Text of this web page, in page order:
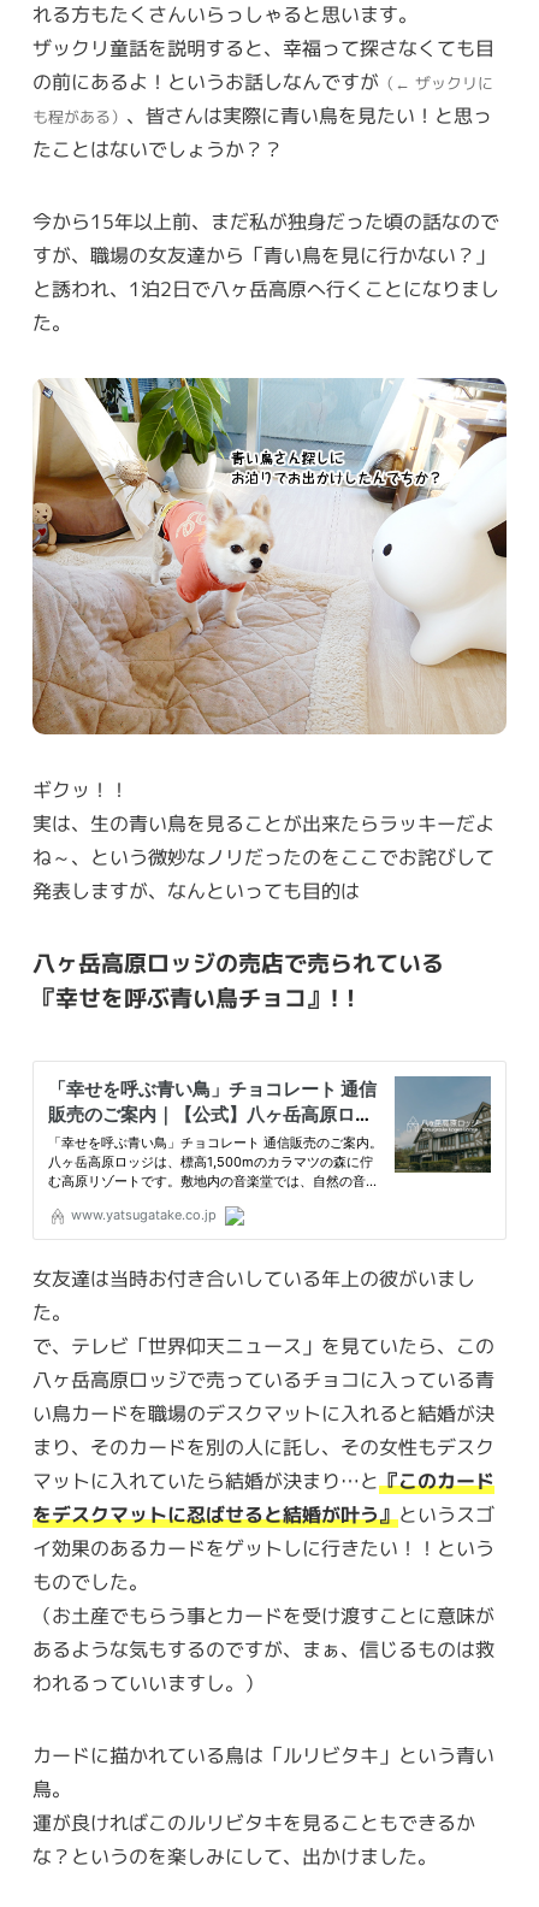
れる方もたくさんいらっしゃると思います。
ザックリ童話を説明すると、幸福って探さなくても目
の前にあるよ！というお話しなんですが （← ザックリに
も程がある） 、皆さんは実際に青い鳥を見たい！と思っ
たことはないでしょうか？？
今から15年以上前、まだ私が独身だった頃の話なので
すが、職場の女友達から「青い鳥を見に行かない？」
と誘われ、1泊2日で八ヶ岳高原へ行くことになりまし
た。
ギクッ！！
実は、生の青い鳥を見ることが出来たらラッキーだよ
ね～、という微妙なノリだったのをここでお詫びして
発表しますが、なんといっても目的は
八ヶ岳高原ロッジの売店で売られている
『幸せを呼ぶ青い鳥チョコ』!！
女友達は当時お付き合いしている年上の彼がいまし
た。
で、テレビ「世界仰天ニュース」を見ていたら、この
八ヶ岳高原ロッジで売っているチョコに入っている青
い鳥カードを職場のデスクマットに入れると結婚が決
まり、そのカードを別の人に託し、その女性もデスク
マットに入れていたら結婚が決まり…と『このカード
をデスクマットに忍ばせると結婚が叶う』というスゴ
イ効果のあるカードをゲットしに行きたい！！という
ものでした。
（お土産でもらう事とカードを受け渡すことに意味が
あるような気もするのですが、まぁ、信じるものは救
われるっていいますし。）
カードに描かれている鳥は「ルリビタキ」という青い
鳥。
運が良ければこのルリビタキを見ることもできるか
な？というのを楽しみにして、出かけました。